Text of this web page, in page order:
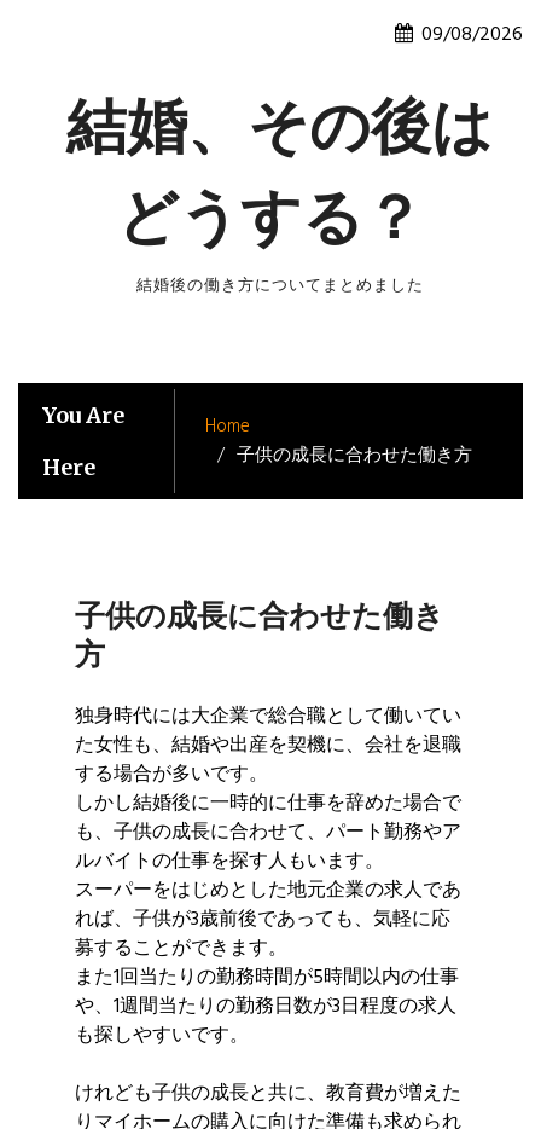
09/08/2026
結婚、その後は
どうする？
結婚後の働き方についてまとめました
You Are
Here
Home
子供の成長に合わせた働き方
子供の成長に合わせた働き
方
独身時代には大企業で総合職として働いてい
た女性も、結婚や出産を契機に、会社を退職
する場合が多いです。
しかし結婚後に一時的に仕事を辞めた場合で
も、子供の成長に合わせて、パート勤務やア
ルバイトの仕事を探す人もいます。
スーパーをはじめとした地元企業の求人であ
れば、子供が3歳前後であっても、気軽に応
募することができます。
また1回当たりの勤務時間が5時間以内の仕事
や、1週間当たりの勤務日数が3日程度の求人
も探しやすいです。
けれども子供の成長と共に、教育費が増えた